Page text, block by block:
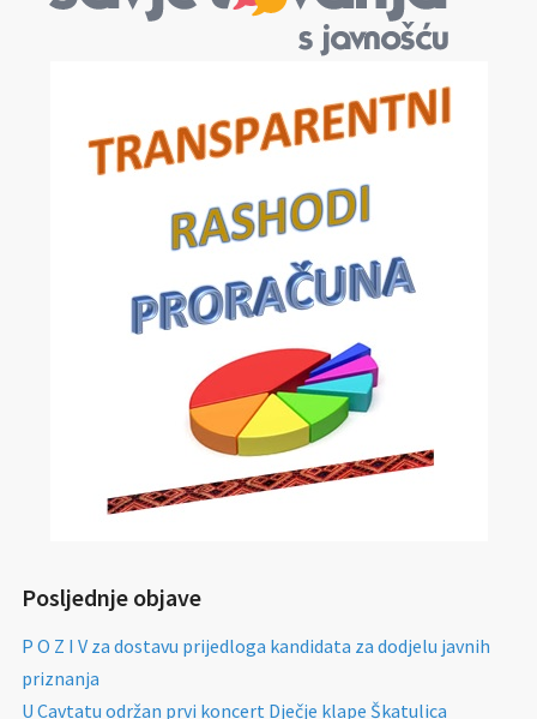
Posljednje objave
P O Z I V za dostavu prijedloga kandidata za dodjelu javnih
priznanja
U Cavtatu održan prvi koncert Dječje klape Škatulica